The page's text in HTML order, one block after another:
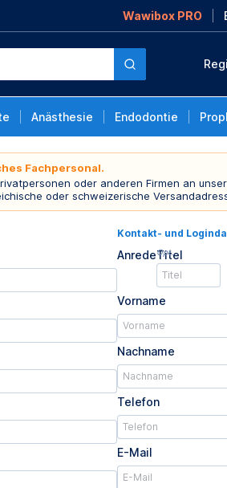
Wawibox PRO
Anästhesie Endodontie
Fachpersonal.
oder anderen Firmen an
oder schweizerische
Kontakt- und
AnredeTitel
Opt.
Vorname
Nachname
Telefon
E-Mail